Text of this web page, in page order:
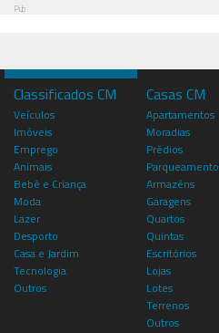
Pub
Classificados CM
Veículos
Imóveis
Emprego
Animais
Bebé e Criança
Moda
Lazer
Desporto
Casa e Jardim
Tecnologia
Outros
Casas CM
Apartamentos
Moradias
Prédios
Armazéns
Garagens
Quartos
Quintas
Escritórios
Lojas
Lotes
Terrenos
Outros